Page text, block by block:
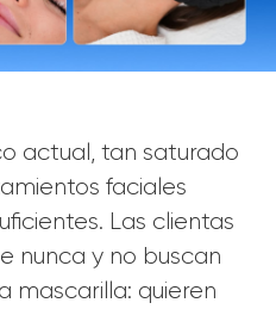
actual, tan saturado
faciales
Las clientas
nunca y no buscan
mascarilla: quieren